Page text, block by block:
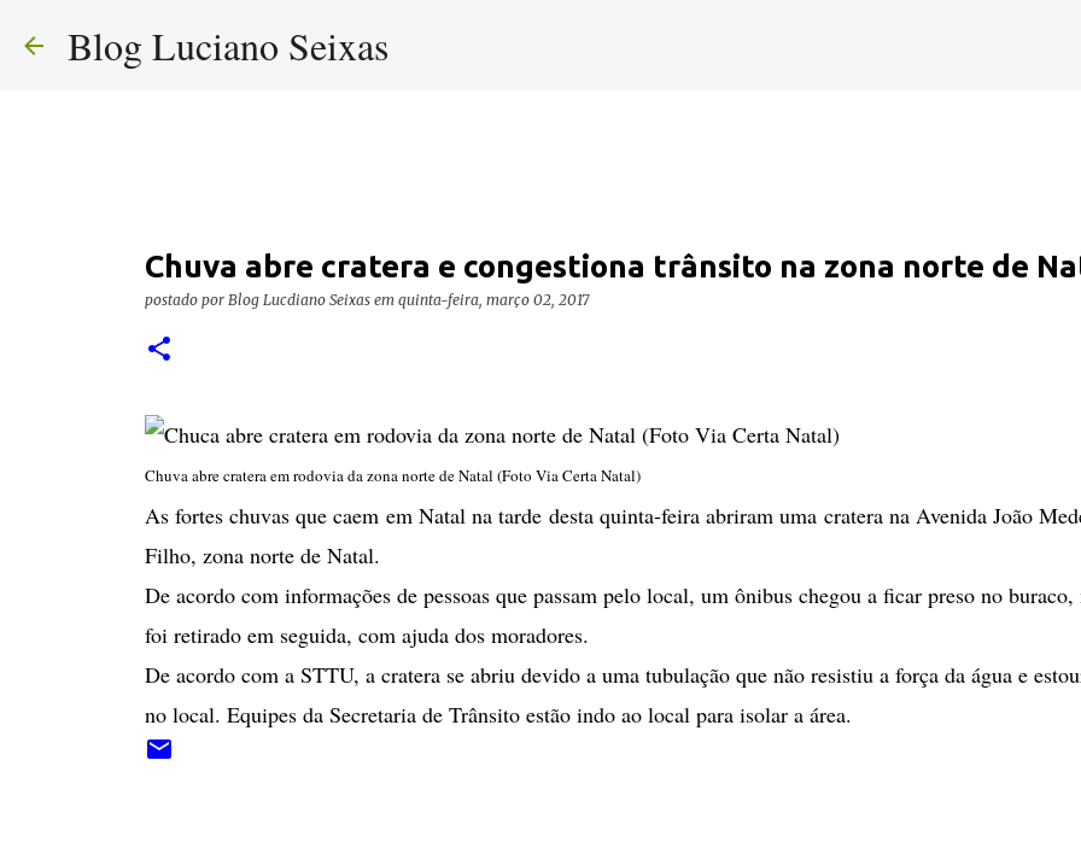
Blog Luciano Seixas
Chuva abre cratera e congestiona trânsito na zona norte de
postado por Blog Lucdiano Seixas em quinta-feira, março 02, 2017
Chuva abre cratera em rodovia da zona norte de Natal (Foto Via Certa Natal)
As fortes chuvas que caem em Natal na tarde desta quinta-feira abriram uma cratera na Avenida João
Filho, zona norte de Natal.
De acordo com informações de pessoas que passam pelo local, um ônibus chegou a ficar preso no buraco,
foi retirado em seguida, com ajuda dos moradores.
De acordo com a STTU, a cratera se abriu devido a uma tubulação que não resistiu a força da água e
no local. Equipes da Secretaria de Trânsito estão indo ao local para isolar a área.